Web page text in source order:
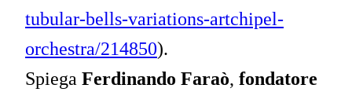
tubular-bells-variations-artchipel-
orchestra/214850).
Spiega Ferdinando Faraò, fondatore